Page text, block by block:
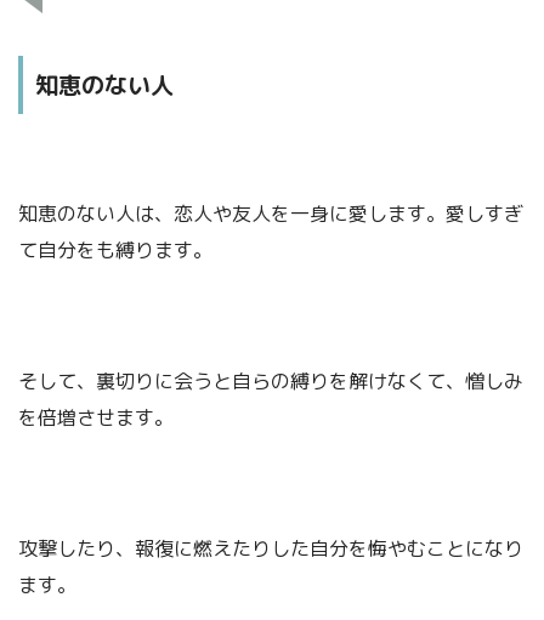
知恵のない人
知恵のない人は、恋人や友人を一身に愛します。愛しすぎ
て自分をも縛ります。
そして、裏切りに会うと自らの縛りを解けなくて、憎しみ
を倍増させます。
攻撃したり、報復に燃えたりした自分を悔やむことになり
ます。